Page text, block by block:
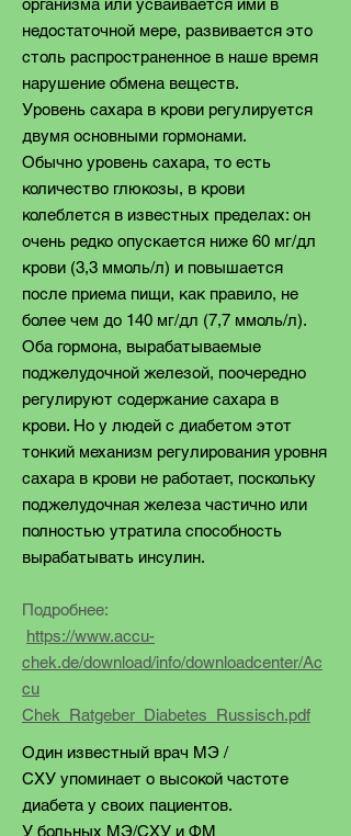
организма или усваивается ими в
недостаточной мере, развивается это
столь распространенное в наше время
нарушение обмена веществ.
Уровень сахара в крови регулируется
двумя основными гормонами.
Обычно уровень сахара, то есть
количество глюкозы, в крови
колеблется в известных пределах: он
очень редко опускается ниже 60 мг/дл
крови (3,3 ммоль/л) и повышается
после приема пищи, как правило, не
более чем до 140 мг/дл (7,7 ммоль/л).
Оба гормона, вырабатываемые
поджелудочной железой, поочередно
регулируют содержание сахара в
крови. Но у людей с диабетом этот
тонкий механизм регулирования уровня
сахара в крови не работает, поскольку
поджелудочная железа частично или
полностью утратила способность
вырабатывать инсулин.
Подробнее:
https://www.accu-
chek.de/download/info/downloadcenter/Ac
cu
Chek_Ratgeber_Diabetes_Russisch.pdf
Один известный врач MЭ /
CХУ упоминает о высокой частоте
диабета у своих пациентов.
У больных МЭ/СХУ и ФМ